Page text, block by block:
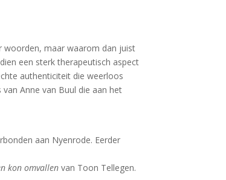
woorden, maar waarom dan juist
een sterk therapeutisch aspect
authenticiteit die weerloos
Anne van Buul die aan het
aan Nyenrode. Eerder
kon omvallen van Toon Tellegen.